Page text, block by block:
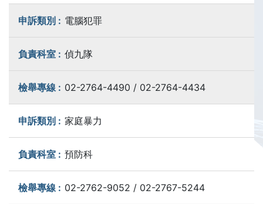
電腦犯罪
偵九隊
02-2764-4490 / 02-2764-4434
家庭暴力
預防科
02-2762-9052 / 02-2767-5244